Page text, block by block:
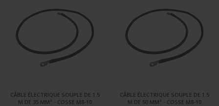
CÂBLE ÉLECTRIQUE SOUPLE DE 1.5
M DE 35 MM² - COSSE M8-10
CÂBLE ÉLECTRIQUE SOUPLE DE 1.5
M DE 50 MM² - COSSE M8-10